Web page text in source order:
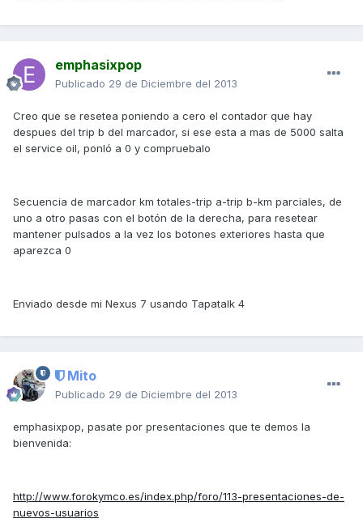
emphasixpop
Publicado 29 de Diciembre del 2013
Creo que se resetea poniendo a cero el contador que hay
despues del trip b del marcador, si ese esta a mas de 5000 salta
el service oil, ponló a 0 y compruebalo
Secuencia de marcador km totales-trip a-trip b-km parciales, de
uno a otro pasas con el botón de la derecha, para resetear
mantener pulsados a la vez los botones exteriores hasta que
aparezca 0
Enviado desde mi Nexus 7 usando Tapatalk 4
Mito
Publicado 29 de Diciembre del 2013
emphasixpop, pasate por presentaciones que te demos la
bienvenida:
http://www.forokymco.es/index.php/foro/113-presentaciones-de-
nuevos-usuarios